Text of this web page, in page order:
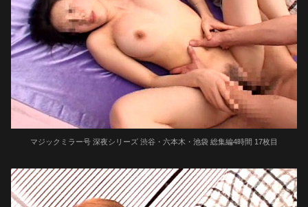
マジックミラー号 深夜シリーズ 渋谷・六本木・池袋 総集編4時間 17枚目